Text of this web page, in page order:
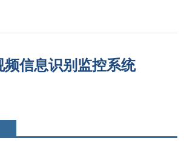
频信息识别监控系统